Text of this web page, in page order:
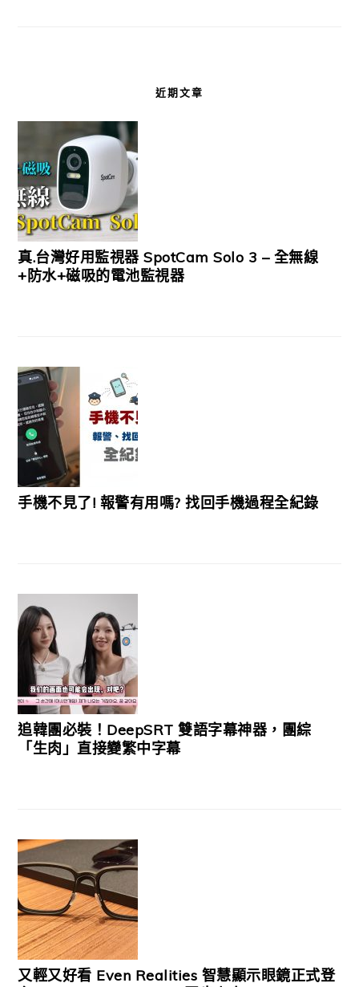
近期文章
真.台灣好用監視器 SpotCam Solo 3 – 全無線
+防水+磁吸的電池監視器
手機不見了! 報警有用嗎? 找回手機過程全紀錄
追韓團必裝！DeepSRT 雙語字幕神器，團綜
「生肉」直接變繁中字幕
又輕又好看 Even Realities 智慧顯示眼鏡正式登